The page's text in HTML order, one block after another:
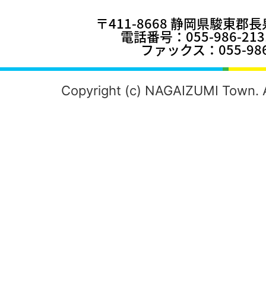
〒411-8668 静岡県駿東郡
電話番号：055-986-
ファックス：055-
Copyright (c) NAGAIZUMI Town.